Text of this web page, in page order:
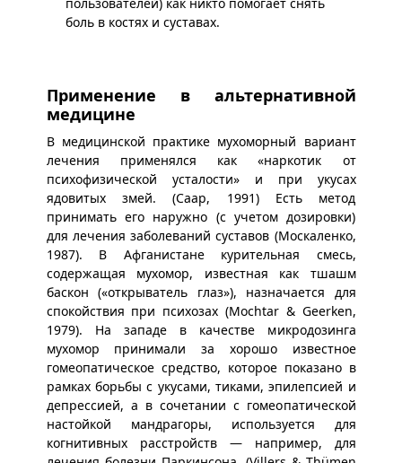
боль в костях и суставах.
Применение в альтернативной
медицине
В медицинской практике мухоморный вариант
лечения применялся как «наркотик от
психофизической усталости» и при укусах
ядовитых змей. (Саар, 1991) Есть метод
принимать его наружно (с учетом дозировки)
для лечения заболеваний суставов (Москаленко,
1987). В Афганистане курительная смесь,
содержащая мухомор, известная как тшашм
баскон («открыватель глаз»), назначается для
спокойствия при психозах (Mochtar & Geerken,
1979). На западе в качестве микродозинга
мухомор принимали за хорошо известное
гомеопатическое средство, которое показано в
рамках борьбы с укусами, тиками, эпилепсией и
депрессией, а в сочетании с гомеопатической
настойкой мандрагоры, используется для
когнитивных расстройств — например, для